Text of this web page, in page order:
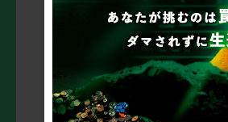
・蚊がたく
かり！
・SEKAI NO